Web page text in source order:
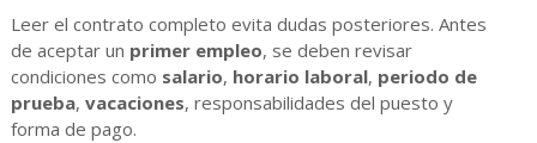
Leer el contrato completo evita dudas posteriores. Antes
de aceptar un primer empleo, se deben revisar
condiciones como salario, horario laboral, periodo de
prueba, vacaciones, responsabilidades del puesto y
forma de pago.